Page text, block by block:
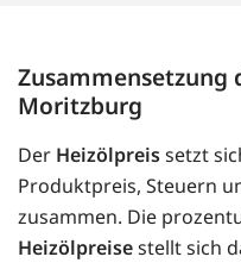
Zusammensetzung
Moritzburg
Der Heizölpreissetzt
Produktpreis, Steuern
zusammen. Die
Heizölpreisestellt sich